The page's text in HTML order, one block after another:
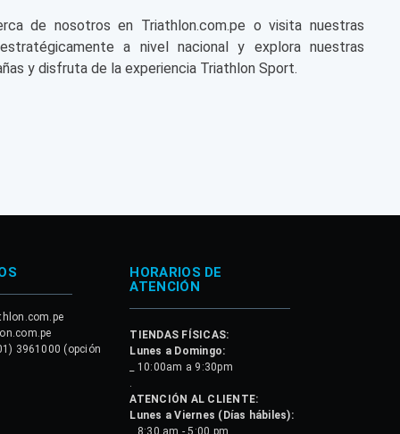
de nosotros en Triathlon.com.pe o visita nuestras
a nivel nacional y explora nuestras
y disfruta de la experiencia Triathlon Sport.
3961000 (opción
HORARIOS DE
ATENCIÓN
TIENDAS FÍSICAS:
Lunes a Domingo:
_ 10:00am a 9:30pm
.
ATENCIÓN AL CLIENTE:
Lunes a Viernes (Días hábiles):
_ 8:30 am - 5:00 pm